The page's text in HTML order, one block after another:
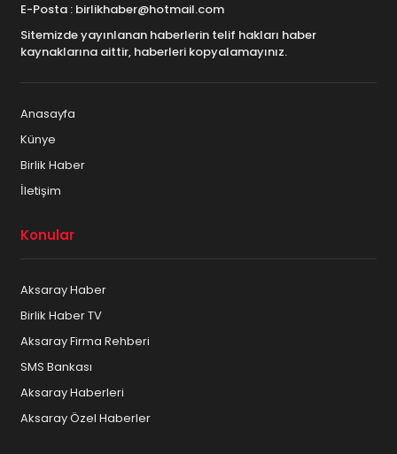
E-Posta : birlikhaber@hotmail.com
Sitemizde yayınlanan haberlerin telif hakları haber
kaynaklarına aittir, haberleri kopyalamayınız.
Anasayfa
Künye
Birlik Haber
İletişim
Konular
Aksaray Haber
Birlik Haber TV
Aksaray Firma Rehberi
SMS Bankası
Aksaray Haberleri
Aksaray Özel Haberler